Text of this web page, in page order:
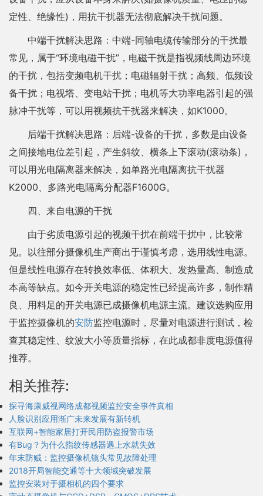
定性、绝缘性)，用抗干扰器无法彻底解决干扰问题。
中端干扰解决思路：中端-同轴电缆传输部分的干扰最
常见，属于“环境电磁干扰”，电磁干扰是指视频线周边环境
的干扰，包括变频电机干扰；电磁辐射干扰；高频、低频设
备干扰；电视塔、变电站干扰；电机等大功率电器引起的强
脉冲干扰等，可以用视频抗干扰器来解决，如K1000。
后端干扰解决思路：后端-设备的干扰，多数是由设备
之间接地电位差引起，产生斜纹、横条上下滚动(滚动条)，
可以用光电隔离器来解决，如单路光电隔离抗干扰器
K2000、多路光电隔离分配器F1600G。
四、来自电源的干扰
由于劣质电源引起的视频干扰在前端干扰中，比较常
见。以往部分摄像机生产商出于谨慎考虑，选用线性电源。
但是线性电源存在转换效率低、体积大、发热量高、制造成
本高等缺点。如今开关电源的稳定性已经提高许多，制作精
良、用料足的开关电源已成摄像机电源主流。建议选购应用
于监控摄像机的安防监控电源时，尽量对电源进行测试，检
查其稳定性、纹波大小等质量指标，在此成都非度电源值得
推荐。
相关推荐:
探寻海康威视网络成都视频监控安全事件真相
人脸识别应用渐广未来发展有新转机
互联网+智能家居打开民用防盗报警市场
有Bug？为什么指纹传感器遇上水就失效
年末防贼：监控摄像机镜头常见故障处理
2018开局智能交通等十大领域突破发展
监控安装对于摄相机的四个要求